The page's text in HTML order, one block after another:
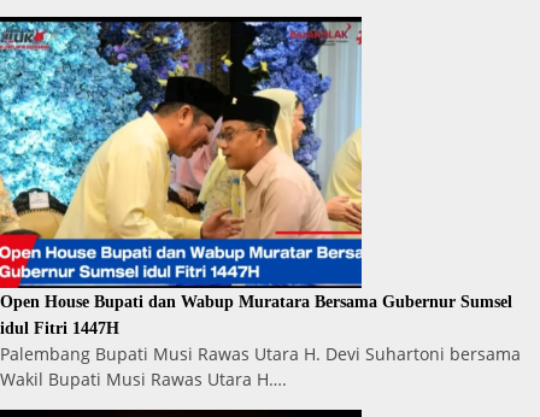
Open House Bupati dan Wabup Muratara Bersama Gubernur Sumsel
idul Fitri 1447H
Palembang Bupati Musi Rawas Utara H. Devi Suhartoni bersama
Wakil Bupati Musi Rawas Utara H….